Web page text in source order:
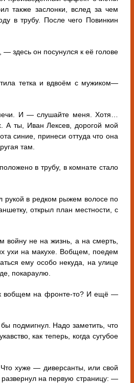
также заслонки, вслед за чем
в трубу. После чего Повинкин
здесь он посунулся к её голове
тетка и вдвоём с мужиком—
И — слушайте меня. Хотя…
А ты, Иван Лексев, дорогой мой
синие, принеси оттуда что она
там.
в трубу, в комнате стало
рукой в редком рыжем волосе по
открыл план местности, с
не на жизнь, а на смерть,
ухи на макухе. Вобщем, поедем
ему особо некуда, на улице
покараулю.
вобщем на фронте-то? И ещё —
подмигнул. Надо заметить, что
как теперь, когда сугубое
хуже — диверсанты, или свой
на первую страницу: —